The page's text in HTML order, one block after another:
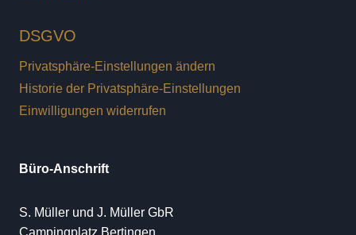
DSGVO
Privatsphäre-Einstellungen ändern
Historie der Privatsphäre-Einstellungen
Einwilligungen widerrufen
Büro-Anschrift
S. Müller und J. Müller GbR
Campingplatz Bertingen